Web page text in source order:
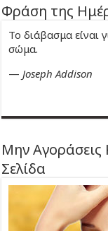
Φράση της
Το διάβασμα είναι
σώμα.
— Joseph Addison
Μην Αγοράσεις
Σελίδα